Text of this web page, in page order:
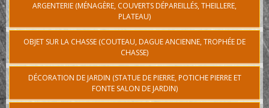
ARGENTERIE (MÉNAGÈRE, COUVERTS DÉPAREILLÉS, THEILLERE,
PLATEAU)
OBJET SUR LA CHASSE (COUTEAU, DAGUE ANCIENNE, TROPHÉE DE
CHASSE)
DÉCORATION DE JARDIN (STATUE DE PIERRE, POTICHE PIERRE ET
FONTE SALON DE JARDIN)